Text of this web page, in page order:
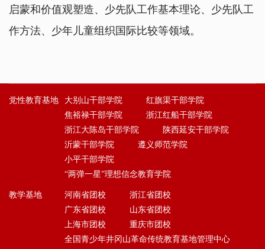
启蒙和价值观塑造、少先队工作基本理论、少先队工
作方法、少年儿童组织国际比较等领域。
党性教育基地 大别山干部学院
红旗渠干部学院
焦裕禄干部学院
浙江红船干部学院
浙江大陈岛干部学院
陕西延安干部学院
沂蒙干部学院
遵义师范学院
小平干部学院
“两弹一星”理想信念教育学院
教学基地 河南省团校
浙江省团校
广东省团校
山东省团校
上海市团校
重庆市团校
全国青少年井冈山革命传统教育基地管理中心